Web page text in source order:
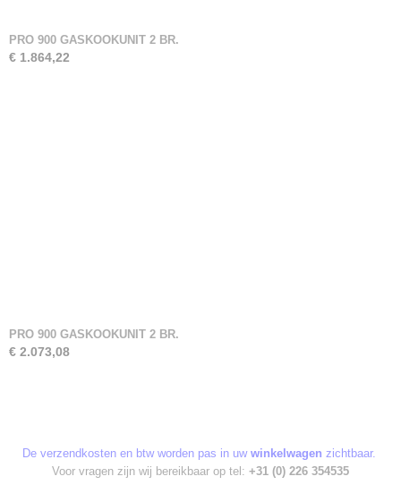
PRO 900 GASKOOKUNIT 2 BR.
€ 1.864,22
PRO 900 GASKOOKUNIT 2 BR.
€ 2.073,08
De verzendkosten en btw worden pas in uw winkelwagen zichtbaar.
Voor vragen zijn wij bereikbaar op tel: +31 (0) 226 354535